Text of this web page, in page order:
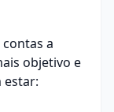
a
objetivo e
estar: